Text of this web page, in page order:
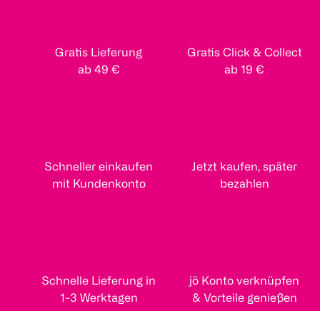
Gratis Lieferung
ab 49 €
Gratis Click & Collect
ab 19 €
Schneller einkaufen
mit Kundenkonto
Jetzt kaufen, später
bezahlen
Schnelle Lieferung in
1-3 Werktagen
jö Konto verknüpfen
& Vorteile genießen